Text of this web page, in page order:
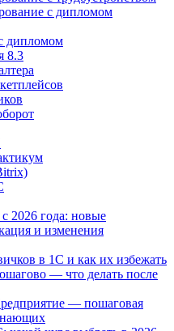
с дипломом
дипломом
8.3
2026 года: новые
и изменения
в 1С и как их избежать
— что делать после
— пошаговая